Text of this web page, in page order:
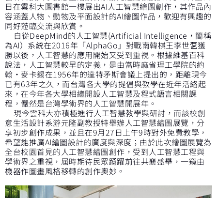
日在雲科大圖書館一樓展出AI人工智慧繪圖創作，其作品內
容涵蓋人物、動物及平面設計的AI繪圖作品，歡迎有興趣的
同好蒞臨交流與欣賞。
自從DeepMind的人工智慧(Artificial Intelligence，簡稱
為AI）系統在2016年「AlphaGo」對戰南韓棋王李世乭獲
勝以後，人工智慧的應用開始又受到重視。根據維基百科
說法，人工智慧較早的定義，是由當時麻省理工學院的約
翰·麥卡錫在1956年的達特矛斯會議上提出的，距離現今
已有63年之久，而台灣各大學的提倡與教學在近年活絡起
來，在今年各大學相繼開設人工智慧及程式語言相關課
程，儼然是台灣學術界的人工智慧開展年。
現今雲科大亦積極進行人工智慧教學與研討，而該校創
意生活設計系游元隆副教授特舉辦人工智慧繪圖展覽，分
享初步創作成果，並且在9月27日上午9時對外免費教學，
希望能推廣AI繪圖設計的廣度與深度；由於此次繪圖展覽為
全台校園首見的人工智慧繪圖創作，受到人工智慧工程與
學術界之重視，屆時期待民眾踴躍前往共襄盛舉，一窺由
機器作圖畫風格移轉的創作奧妙。